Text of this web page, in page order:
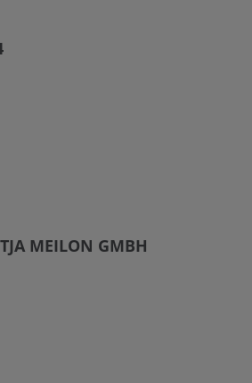
MEILON GMBH